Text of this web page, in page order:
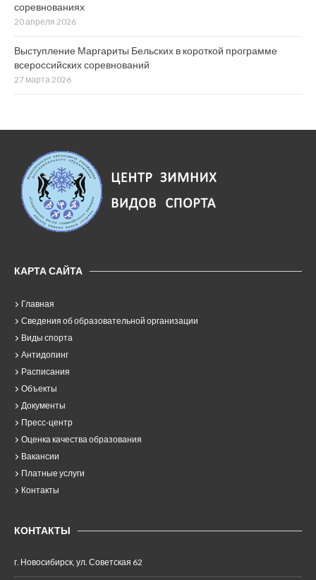
соревнованиях
20 апреля 2026
Выступление Маргариты Бельских в короткой программе
всероссийских соревнований
27 марта 2026
КАРТА САЙТА
Главная
Сведения об образовательной организации
Виды спорта
Антидопинг
Расписания
Объекты
Документы
Пресс-центр
Оценка качества образования
Вакансии
Платные услуги
Контакты
КОНТАКТЫ
г. Новосибирск, ул. Советская 62